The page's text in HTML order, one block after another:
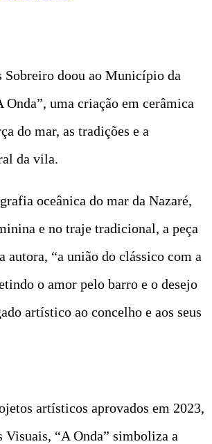
Sobreiro doou ao Município da
Onda”, uma criação em cerâmica
do mar, as tradições e a
da vila.
oceânica do mar da Nazaré,
e no traje tradicional, a peça
autora, “a união do clássico com a
o amor pelo barro e o desejo
artístico ao concelho e aos seus
artísticos aprovados em 2023,
Visuais, “A Onda” simboliza a